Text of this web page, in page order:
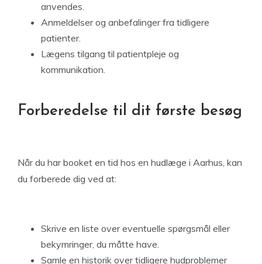
anvendes.
Anmeldelser og anbefalinger fra tidligere
patienter.
Lægens tilgang til patientpleje og
kommunikation.
Forberedelse til dit første besøg
Når du har booket en tid hos en hudlæge i Aarhus, kan
du forberede dig ved at:
Skrive en liste over eventuelle spørgsmål eller
bekymringer, du måtte have.
Samle en historik over tidligere hudproblemer